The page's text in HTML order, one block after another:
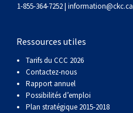
Berger anglais
Berger polonais de plaine
Berger portugais
Puli
Chien Ibizan
Lévrier irlandais
Norrbottenspets
Elkhound norvégien
Terrier tibétain
Xoloitzcuintli (moyen)
Xoloïtzcuintli (standard)
Setter irlandais
Épagneul cocker américain
Épagneul d’eau américain
Épagneul bleu de Picardie
Terrier de Norwich
Terrier du révérend Russell
Terrier chasseur de rat
Terrier Russell
Caniche (nain)
Carlin
Petit chien russe
Terrier à poil soyeux
Grand bouvier suisse
Chien du Groenland
Hovawart
Chien d’ours de Carélie
Top Dogs
1-855-364-7252 | information@ckc.ca
Ressources utiles
Tarifs du CCC 2026
Contactez-nous
Rapport annuel
Possibilités d’emploi
Plan stratégique 2015-2018